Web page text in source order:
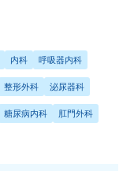
内科 呼吸器内科
整形外科 泌尿器科
糖尿病内科 肛門外科